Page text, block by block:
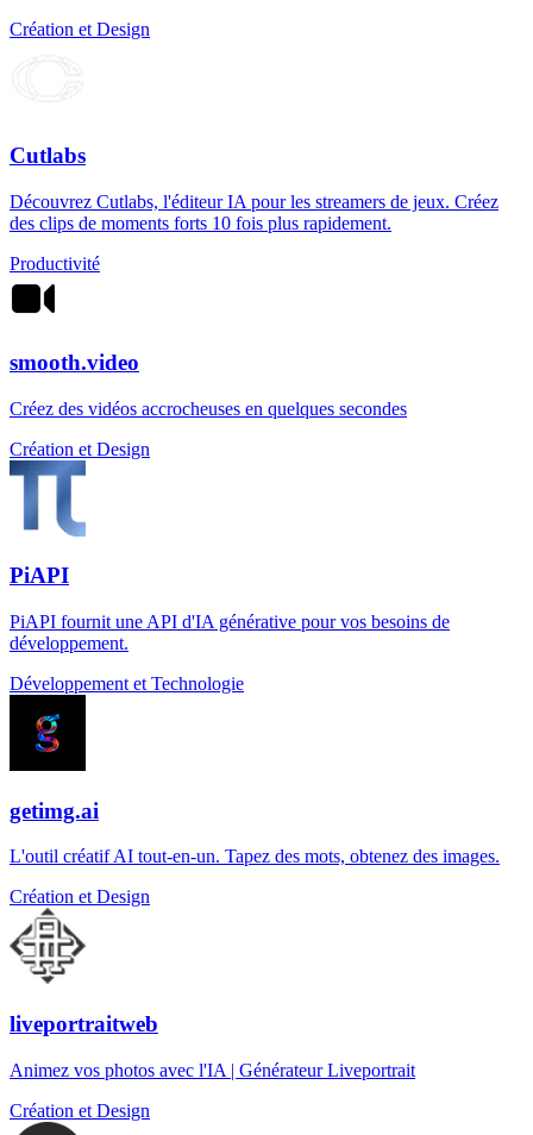
Création et Design
Cutlabs
Découvrez Cutlabs, l'éditeur IA pour les streamers de jeux. Créez
des clips de moments forts 10 fois plus rapidement.
Productivité
smooth.video
Créez des vidéos accrocheuses en quelques secondes
Création et Design
PiAPI
PiAPI fournit une API d'IA générative pour vos besoins de
développement.
Développement et Technologie
getimg.ai
L'outil créatif AI tout-en-un. Tapez des mots, obtenez des images.
Création et Design
liveportraitweb
Animez vos photos avec l'IA | Générateur Liveportrait
Création et Design